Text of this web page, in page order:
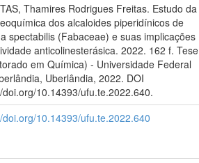
Thamires Rodrigues Freitas. Estudo da
dos alcaloides piperidínicos de
spectabilis (Fabaceae) e suas implicações
anticolinesterásica. 2022. 162 f. Tese
em Química) - Universidade Federal
Uberlândia, 2022. DOI
doi.org/10.14393/ufu.te.2022.640.
doi.org/10.14393/ufu.te.2022.640